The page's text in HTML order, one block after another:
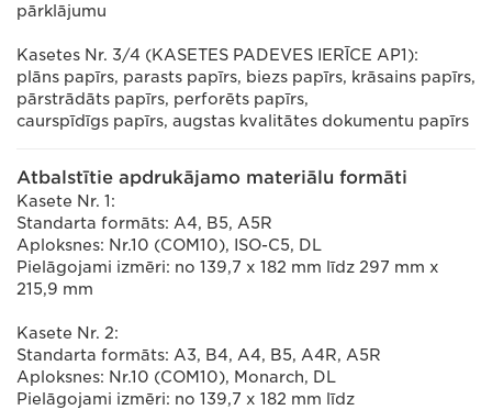
pārklājumu
Kasetes Nr. 3/4 (KASETES PADEVES IERĪCE AP1):
plāns papīrs, parasts papīrs, biezs papīrs, krāsains papīrs,
pārstrādāts papīrs, perforēts papīrs,
caurspīdīgs papīrs, augstas kvalitātes dokumentu papīrs
Atbalstītie apdrukājamo materiālu formāti
Kasete Nr. 1:
Standarta formāts: A4, B5, A5R
Aploksnes: Nr.10 (COM10), ISO-C5, DL
Pielāgojami izmēri: no 139,7 x 182 mm līdz 297 mm x
215,9 mm
Kasete Nr. 2:
Standarta formāts: A3, B4, A4, B5, A4R, A5R
Aploksnes: Nr.10 (COM10), Monarch, DL
Pielāgojami izmēri: no 139,7 x 182 mm līdz